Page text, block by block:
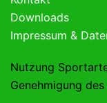
Downloads
Impressum &
Nutzung
Genehmigung des